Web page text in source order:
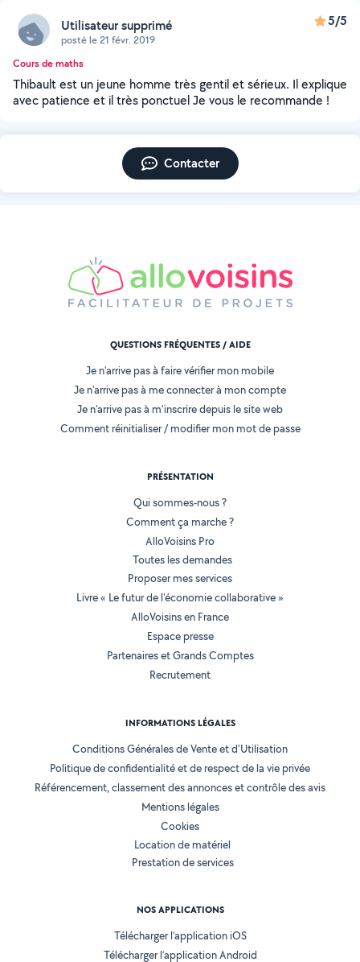
Utilisateur supprimé
posté le 21 févr. 2019
5/5
Cours de maths
Thibault est un jeune homme très gentil et sérieux. Il explique
avec patience et il très ponctuel Je vous le recommande !
Contacter
QUESTIONS FRÉQUENTES / AIDE
Je n'arrive pas à faire vérifier mon mobile
Je n'arrive pas à me connecter à mon compte
Je n'arrive pas à m'inscrire depuis le site web
Comment réinitialiser / modifier mon mot de passe
PRÉSENTATION
Qui sommes-nous ?
Comment ça marche ?
AlloVoisins Pro
Toutes les demandes
Proposer mes services
Livre « Le futur de l'économie collaborative »
AlloVoisins en France
Espace presse
Partenaires et Grands Comptes
Recrutement
INFORMATIONS LÉGALES
Conditions Générales de Vente et d'Utilisation
Politique de confidentialité et de respect de la vie privée
Référencement, classement des annonces et contrôle des avis
Mentions légales
Cookies
Location de matériel
Prestation de services
NOS APPLICATIONS
Télécharger l’application iOS
Télécharger l’application Android